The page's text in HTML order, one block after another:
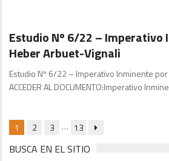
Estudio Nº 6/22 – Imperativo
Heber Arbuet-Vignali
Estudio Nº 6/22 – Imperativo Inminente
ACCEDER AL DOCUMENTO:Imperativo
1 2 3 … 13
BUSCA EN EL SITIO